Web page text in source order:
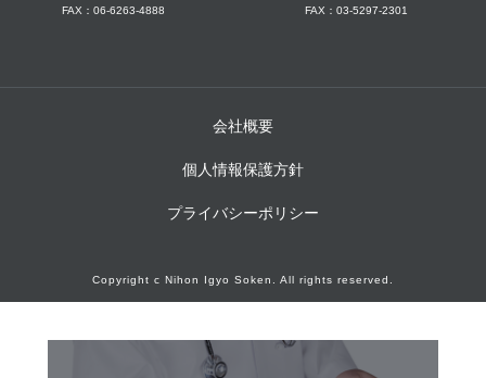
FAX：06-6263-4888
FAX：03-5297-2301
会社概要
個人情報保護方針
プライバシーポリシー
Copyright c Nihon Igyo Soken. All rights reserved.